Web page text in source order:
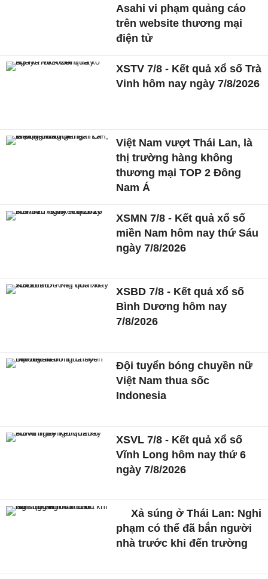
Asahi vi phạm quảng cáo
trên website thương mại
điện tử
XSTV 7/8 - Kết quả xổ số Trà
Vinh hôm nay ngày 7/8/2026
Việt Nam vượt Thái Lan, là
thị trường hàng không
thương mại TOP 2 Đông
Nam Á
XSMN 7/8 - Kết quả xổ số
miền Nam hôm nay thứ Sáu
ngày 7/8/2026
XSBD 7/8 - Kết quả xổ số
Bình Dương hôm nay
7/8/2026
Đội tuyển bóng chuyền nữ
Việt Nam thua sốc
Indonesia
XSVL 7/8 - Kết quả xổ số
Vĩnh Long hôm nay thứ 6
ngày 7/8/2026
Xả súng ở Thái Lan: Nghi
phạm có thể đã bắn người
nhà trước khi đến trường